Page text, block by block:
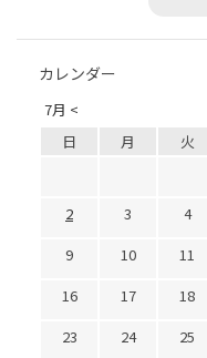
カレンダー
7月 <
日 月 火
2
3 4
9
10 11
16
17 18
23
24 25